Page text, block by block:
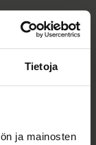
Tietoja
ja mainosten